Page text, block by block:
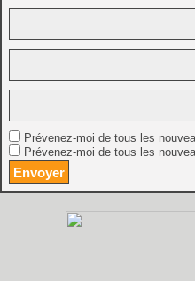
Prévenez-moi de tous les
Prévenez-moi de tous les